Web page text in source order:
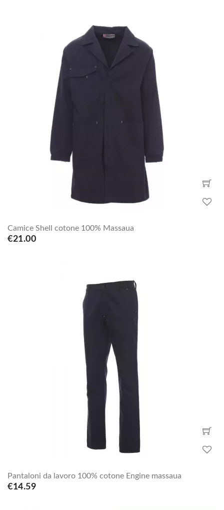
Camice Shell cotone 100% Massaua
€21.00
Pantaloni da lavoro 100% cotone Engine massaua
€14.59